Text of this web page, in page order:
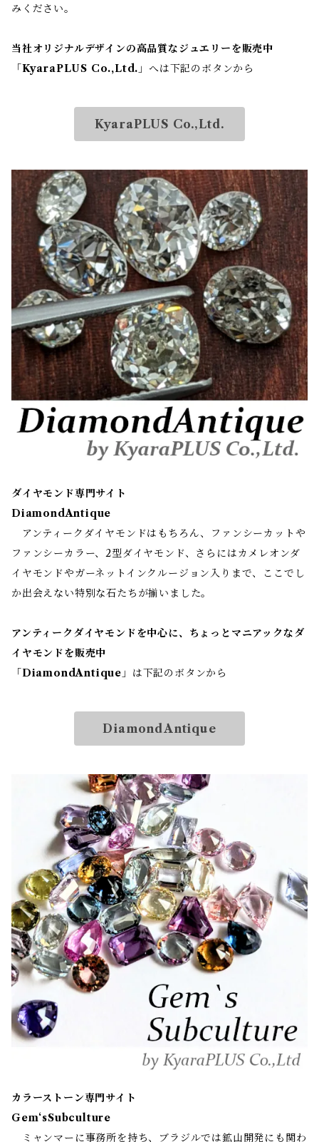
みください。
当社オリジナルデザインの高品質なジュエリーを販売中
「 KyaraPLUS Co.,Ltd. 」へは下記のボタンから
KyaraPLUS Co.,Ltd.
ダイヤモンド専門サイト
DiamondAntique
アンティークダイヤモンドはもちろん、ファンシーカットや
ファンシーカラー、2型ダイヤモンド、さらにはカメレオンダ
イヤモンドやガーネットインクルージョン入りまで、ここでし
か出会えない特別な石たちが揃いました。
アンティークダイヤモンドを中心に、ちょっとマニアックなダ
イヤモンドを販売中
「 DiamondAntique 」は下記のボタンから
DiamondAntique
カラーストーン専門サイト
Gem‘sSubculture
ミャンマーに事務所を持ち、ブラジルでは鉱山開発にも関わ